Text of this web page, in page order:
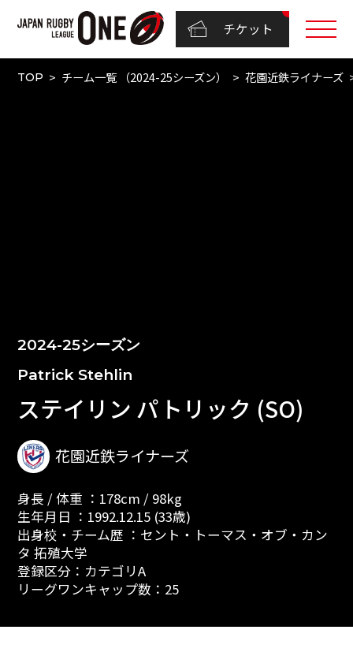
チケット
TOP チーム一覧 （2024-25シーズン） 花園近鉄ライナーズ
2024-25シーズン
Patrick Stehlin
ステイリン パトリック (SO)
花園近鉄ライナーズ
身長 / 体重 ：178cm / 98kg
生年月日 ：1992.12.15 (33歳)
出身校・チーム歴 ：セント・トーマス・オブ・カン
タ 拓殖大学
登録区分：カテゴリA
リーグワンキャップ数：25